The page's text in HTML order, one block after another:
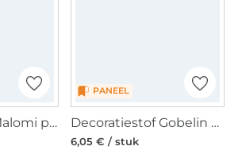
Katoenjersey Malomi paneel If you only knew 150 x 65 cm
PANEEL
Decoratiestof Gobelin paneel krab, 46 x 46 cm
6,05 € / stuk